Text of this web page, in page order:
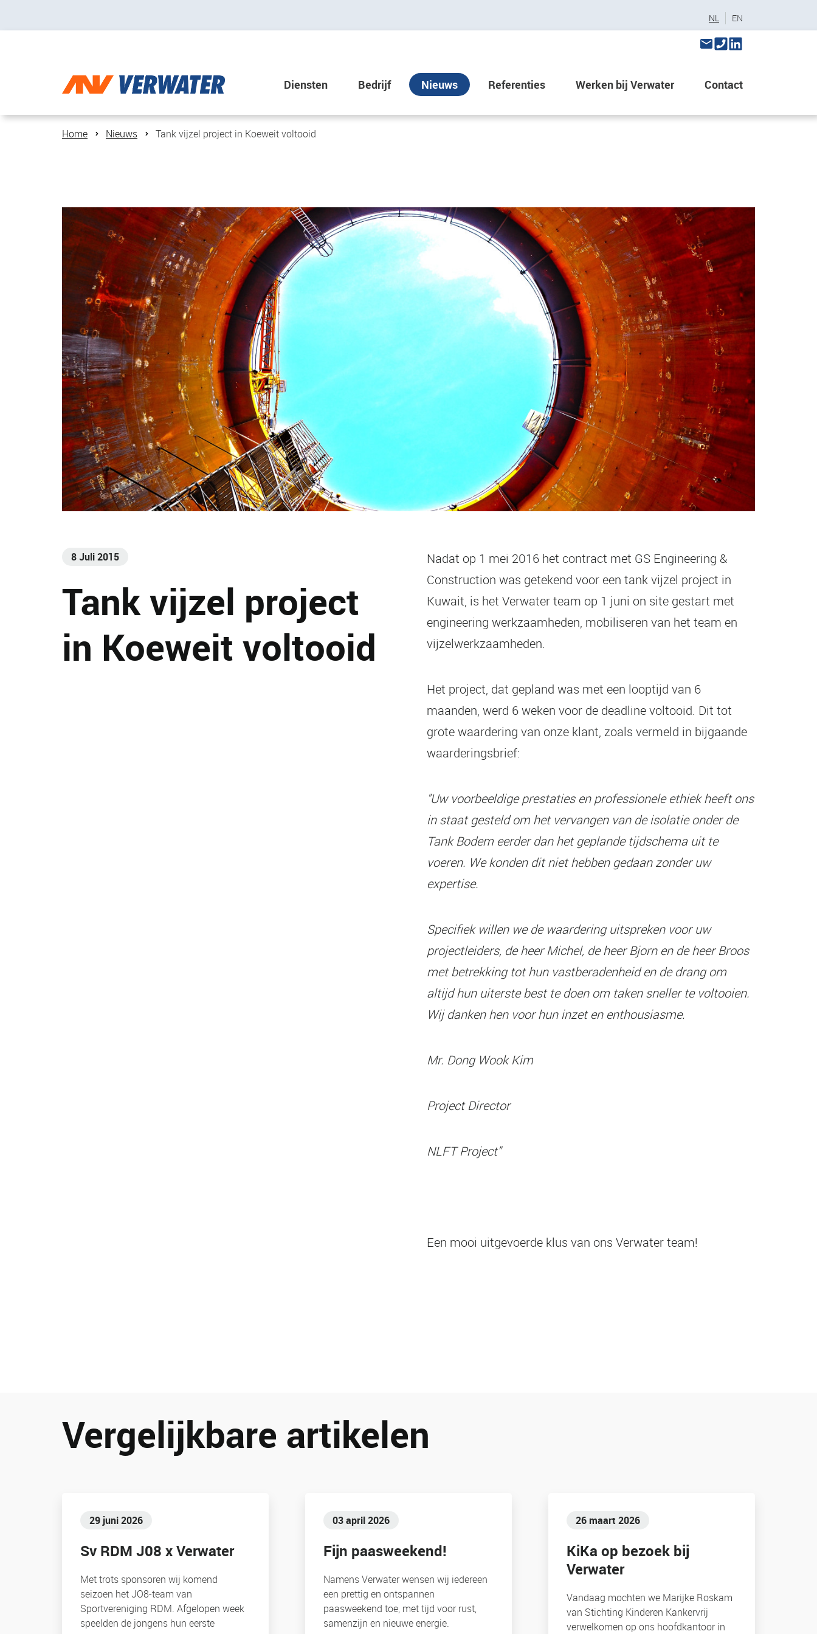
NL EN
Diensten Bedrijf Nieuws Referenties Werken bij Verwater Contact
Home Nieuws Tank vijzel project in Koeweit voltooid
8 Juli 2015
Tank vijzel project
in Koeweit voltooid
Nadat op 1 mei 2016 het contract met GS Engineering &
Construction was getekend voor een tank vijzel project in
Kuwait, is het Verwater team op 1 juni on site gestart met
engineering werkzaamheden, mobiliseren van het team en
vijzelwerkzaamheden.
Het project, dat gepland was met een looptijd van 6
maanden, werd 6 weken voor de deadline voltooid. Dit tot
grote waardering van onze klant, zoals vermeld in bijgaande
waarderingsbrief:
"Uw voorbeeldige prestaties en professionele ethiek heeft ons
in staat gesteld om het vervangen van de isolatie onder de
Tank Bodem eerder dan het geplande tijdschema uit te
voeren. We konden dit niet hebben gedaan zonder uw
expertise.
Specifiek willen we de waardering uitspreken voor uw
projectleiders, de heer Michel, de heer Bjorn en de heer Broos
met betrekking tot hun vastberadenheid en de drang om
altijd hun uiterste best te doen om taken sneller te voltooien.
Wij danken hen voor hun inzet en enthousiasme.
Mr. Dong Wook Kim
Project Director
NLFT Project”
Een mooi uitgevoerde klus van ons Verwater team!
Vergelijkbare artikelen
29 juni 2026
Sv RDM J08 x Verwater
Met trots sponsoren wij komend
seizoen het JO8-team van
Sportvereniging RDM. Afgelopen week
speelden de jongens hun eerste
03 april 2026
Fijn paasweekend!
Namens Verwater wensen wij iedereen
een prettig en ontspannen
paasweekend toe, met tijd voor rust,
samenzijn en nieuwe energie.
26 maart 2026
KiKa op bezoek bij
Verwater
Vandaag mochten we Marijke Roskam
van Stichting Kinderen Kankervrij
verwelkomen op ons hoofdkantoor in